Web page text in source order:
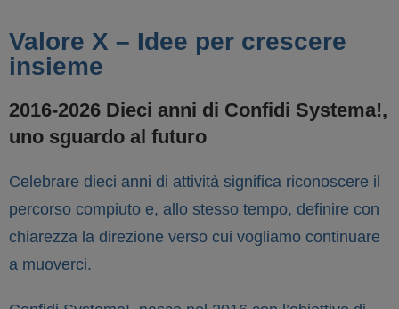
Valore X – Idee per crescere
insieme
2016-2026 Dieci anni di Confidi Systema!,
uno sguardo al futuro
Celebrare dieci anni di attività significa riconoscere il
percorso compiuto e, allo stesso tempo, definire con
chiarezza la direzione verso cui vogliamo continuare
a muoverci.